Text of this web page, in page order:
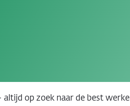
we ons geld niet meer
dan 340 miljoen Europeanen
tegen criminelen en fraudeurs.
moet goedkoop zijn en
er best veel bij kijken.
op zoek naar de best